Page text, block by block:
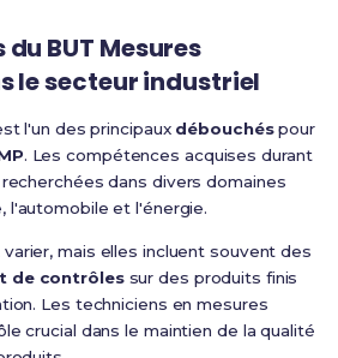
BUT Mesures
le secteur industriel
l'un des principaux débouchéspour
. Les compétences acquises durant
dans divers domaines
l'automobile et l'énergie.
mais elles incluent souvent des
de contrôlessur des produits finis
Les techniciens en mesures
crucial dans le maintien de la qualité